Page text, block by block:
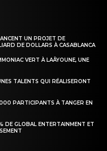
UN PROJET DE
DE DOLLARS À CASABLANCA
VERT À LAÂYOUNE, UNE
TALENTS QUI RÉALISERONT
PARTICIPANTS À TANGER EN
DE GLOBAL ENTERTAINMENT ET